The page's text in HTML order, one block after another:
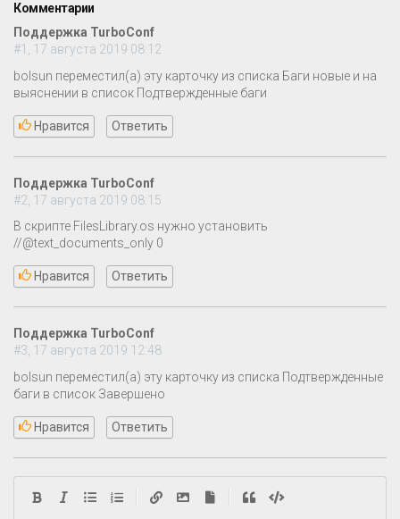
Комментарии
Поддержка TurboConf
#1, 17 августа 2019 08:12
bolsun переместил(а) эту карточку из списка Баги новые и на
выяснении в список Подтвержденные баги
Нравится Ответить
Поддержка TurboConf
#2, 17 августа 2019 08:15
В скрипте FilesLibrary.os нужно установить
//@text_documents_only 0
Нравится Ответить
Поддержка TurboConf
#3, 17 августа 2019 12:48
bolsun переместил(а) эту карточку из списка Подтвержденные
баги в список Завершено
Нравится Ответить